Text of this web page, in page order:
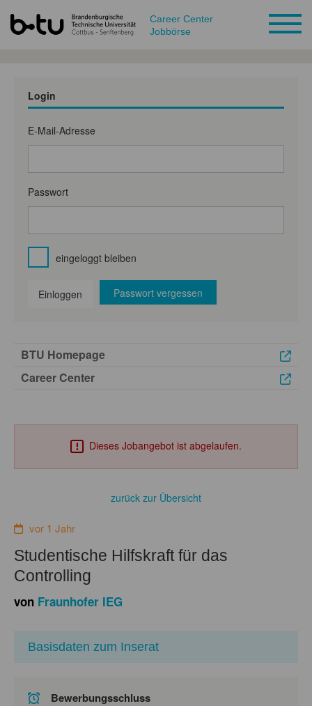
Career Center
Jobbörse
Login
E-Mail-Adresse
Passwort
eingeloggt bleiben
Einloggen Passwort vergessen
BTU Homepage
Career Center
Dieses Jobangebot ist abgelaufen.
zurück zur Übersicht
vor 1 Jahr
Studentische Hilfskraft für das
Controlling
von Fraunhofer IEG
Basisdaten zum Inserat
Bewerbungsschluss